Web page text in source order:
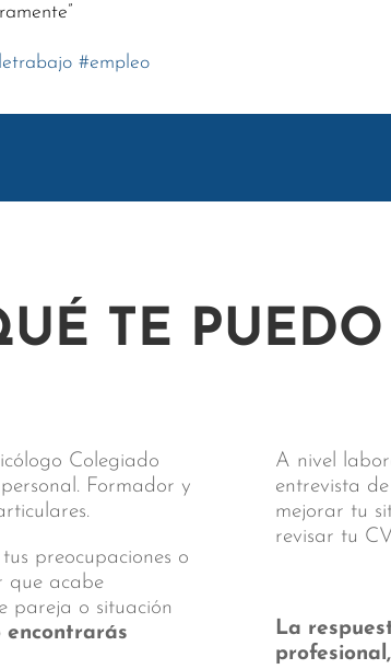
#empleo
TE PUEDO
Colegiado
Formador y
preocupaciones o
que acabe
pareja o situación
encontrarás
A nivel
entrevista
mejorar tu
revisar tu
La